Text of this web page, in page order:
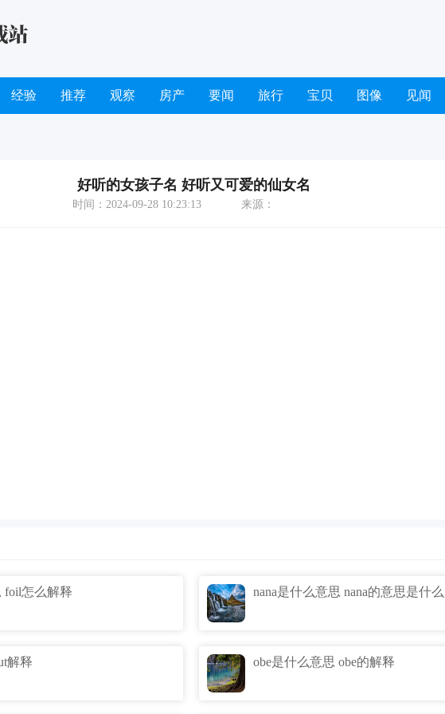
经验 推荐 观察 房产 要闻 旅行 宝贝 图像 见闻
好听的女孩子名 好听又可爱的仙女名
时间：2024-09-28 10:23:13 来源：
foil怎么解释 nana是什么意思 nana的意思是什么
解释 obe是什么意思 obe的解释